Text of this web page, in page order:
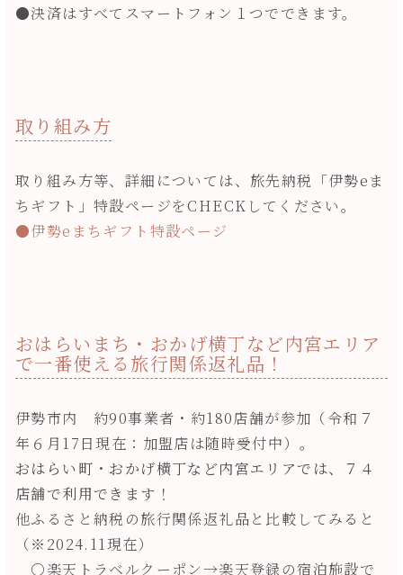
●決済はすべてスマートフォン１つでできます。
取り組み方
取り組み方等、詳細については、旅先納税「伊勢eま
ちギフト」特設ページをCHECKしてください。
●伊勢eまちギフト特設ページ
おはらいまち・おかげ横丁など内宮エリア
で一番使える旅行関係返礼品！
伊勢市内 約90事業者・約180店舗が参加（令和７
年６月17日現在：加盟店は随時受付中）。
おはらい町・おかげ横丁など内宮エリアでは、７４
店舗で利用できます！
他ふるさと納税の旅行関係返礼品と比較してみると
（※2024.11現在）
〇楽天トラベルクーポン→楽天登録の宿泊施設で